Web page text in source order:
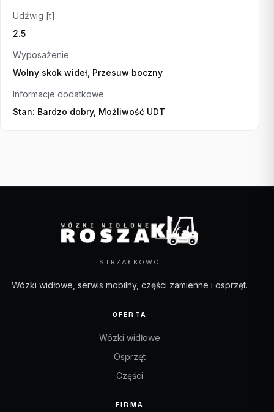
Udźwig [t]
2.5
Wyposażenie
Wolny skok wideł, Przesuw boczny
Informacje dodatkowe
Stan: Bardzo dobry, Możliwość UDT
STRZAŁKOWO
Wózki widłowe, serwis mobilny, części zamienne i osprzęt.
OFERTA
Wózki widłowe
Osprzęt
Części
FIRMA